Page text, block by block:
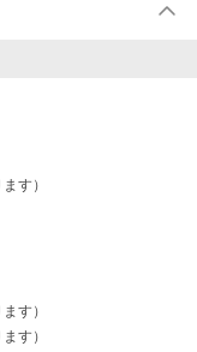
す）
す）
す）